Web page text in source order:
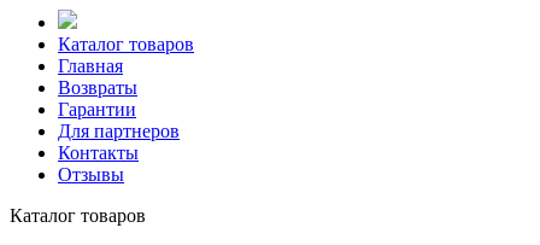
Каталог товаров
Главная
Возвраты
Гарантии
Для партнеров
Контакты
Отзывы
Каталог товаров